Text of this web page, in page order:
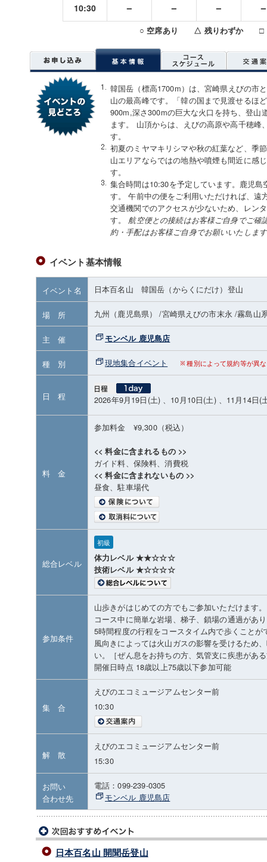
10:30 － － －
○ 空席あり △ 残りわずか □
韓国岳（標高1700m）は、宮崎県えびの市
山の最高峰です。「韓の国まで見渡せるほ
900m,深さ300mの巨大な火口を持ち、登山
ます。 山頂からは、えびの高原や高千穂
す。
初夏のミヤマキリシマや秋の紅葉など、季
山エリアならではの地熱や噴煙も間近に感
す。
集合時間は10:30を予定しています。鹿児
す。 午前中の便をご利用いただければ、
交通機関でのアクセスが少ないため、レン
す。 航空便との接続はお客様ご自身でご確
約・手配はお客様ご自身でお願いいたしま
イベント基本情報
イベント名 日本百名山 韓国岳（からくにだけ）登山
場 所 九州（鹿児島県） /宮崎県えびの市末永 /霧島山
主 催 モンベル 鹿児島店
種 別 現地集合イベント 種別によって規約等が異
日 程 2026年9月19日(土) 、10月10日(土) 、11月14日(
料 金
参加料金 ¥9,300（税込）
<< 料金に含まれるもの >>
ガイド料、保険料、消費税
<< 料金に含まれないもの >>
昼食、駐車場代
総合レベル
初級
体力レベル ★★☆☆☆
技術レベル ★☆☆☆☆
参加条件
山歩きがはじめての方でもご参加いただけます。
コース中に簡単な岩場、梯子、鎖場の通過があ
5時間程度の行程をコースタイム内で歩くことが
風向きによっては火山ガスの影響を受けるため
い。［ぜん息をお持ちの方、気管支に疾患があ
開催日時点 18歳以上75歳以下参加可能
集 合
えびのエコミュージアムセンター前
10:30
解 散
えびのエコミュージアムセンター前
15:30
お問い
合わせ先
電話：099-239-0305
モンベル 鹿児島店
日本百名山 開聞岳登山